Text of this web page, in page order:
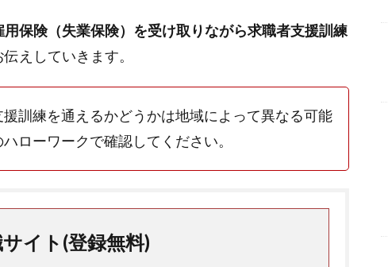
用保険（失業保険）を受け取りながら求職者支援訓練
伝えしていきます。
訓練を通えるかどうかは地域によって異なる可能
ローワークで確認してください。
サイト(登録無料)